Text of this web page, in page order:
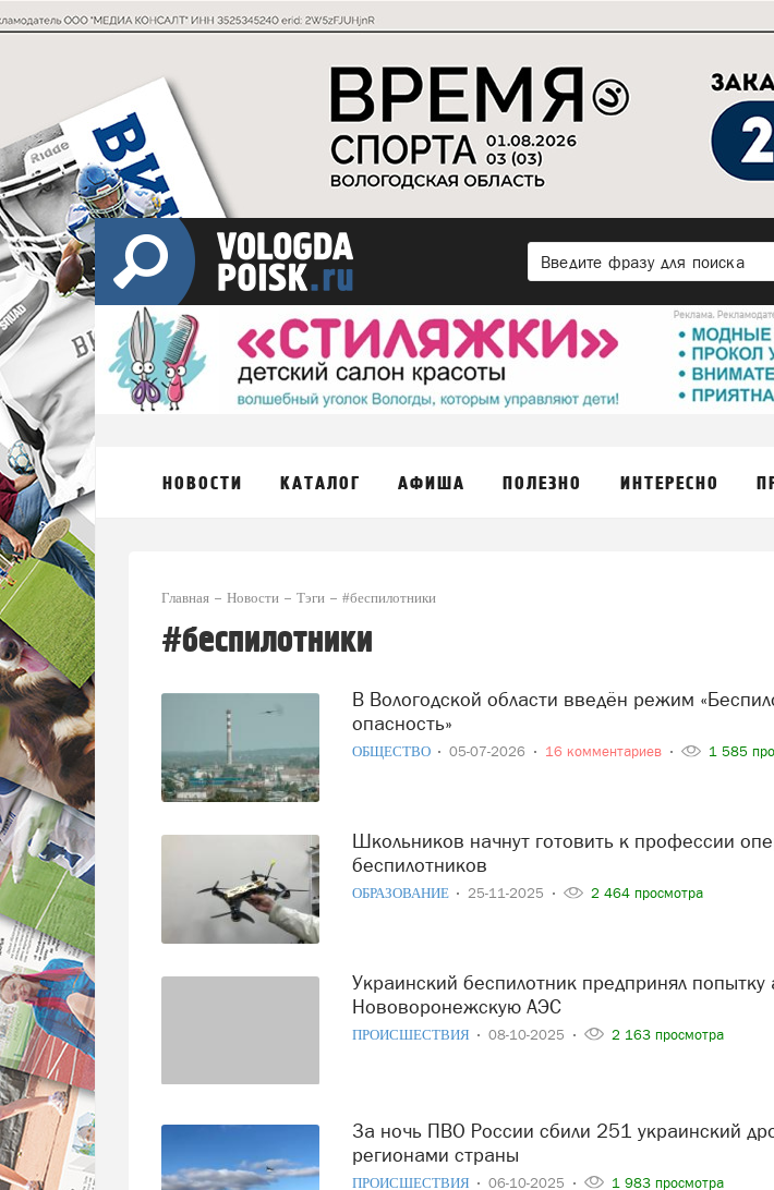
НОВОСТИ КАТАЛОГ АФИША ПОЛЕЗНО ИНТЕРЕСНО
Главная Новости Тэги #беспилотники
#беспилотники
В Вологодской области введён режим «Беспилотная
опасность»
ОБЩЕСТВО 05-07-2026 16 комментариев 1 585
Школьников начнут готовить к профессии оператора
беспилотников
ОБРАЗОВАНИЕ 25-11-2025 2 464 просмотра
Украинский беспилотник предпринял попытку атаковать
Нововоронежскую АЭС
ПРОИСШЕСТВИЯ 08-10-2025 2 163 просмотра
За ночь ПВО России сбили 251 украинский дрон над 16
регионами страны
ПРОИСШЕСТВИЯ 06-10-2025 1 983 просмотра